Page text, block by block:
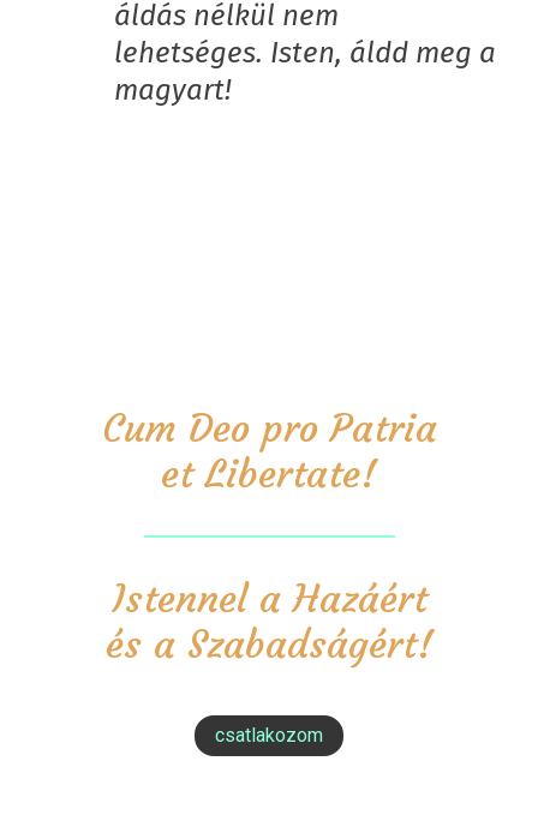
áldás nélkül nem
lehetséges. Isten, áldd meg a
magyart!
Cum Deo pro Patria
et Libertate!
Istennel a Hazáért
és a Szabadságért!
csatlakozom